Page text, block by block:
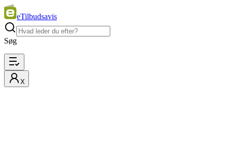
eTilbudsavis
Søg
X